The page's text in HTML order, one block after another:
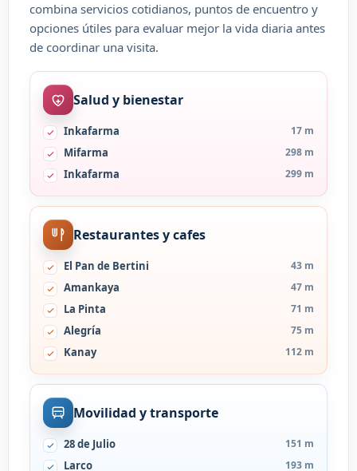
combina servicios cotidianos, puntos de encuentro y
opciones útiles para evaluar mejor la vida diaria antes
de coordinar una visita.
Salud y bienestar
Inkafarma 17 m
Mifarma 298 m
Inkafarma 299 m
Restaurantes y cafes
El Pan de Bertini 43 m
Amankaya 47 m
La Pinta 71 m
Alegría 75 m
Kanay 112 m
Movilidad y transporte
28 de Julio 151 m
Larco 193 m